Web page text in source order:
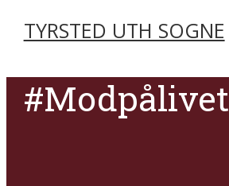
TYRSTED UTH SOGNE
#Modpålivet